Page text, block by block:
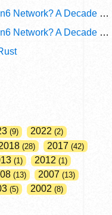
Why Ownly does not Work on the ndn6 Network? A Decade of Policy-Blind Routing
Why Ownly does not Work on the ndn6 Network? A Decade of #2856
9 2022 2
28 2017 42
1 2012 1
13 2007 13
5 2002 8